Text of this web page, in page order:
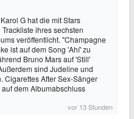
G hat die mit Stars
ihres sechsten
veröffentlicht. "Champagne
ist auf dem Song 'Ahí' zu
Bruno Mars auf 'Still'
sind Judeline und
Cigarettes After Sex-Sänger
dem Albumabschluss
vor 13 Stunden